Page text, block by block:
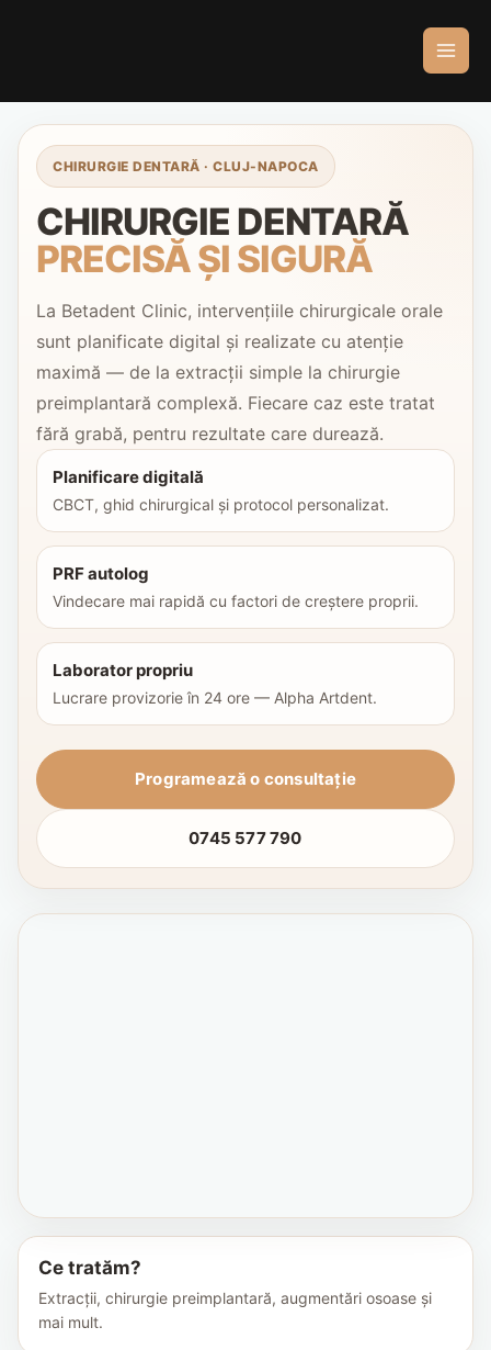
CHIRURGIE DENTARĂ · CLUJ-NAPOCA
CHIRURGIE DENTARĂ
PRECISĂ ȘI SIGURĂ
La Betadent Clinic, intervențiile chirurgicale orale
sunt planificate digital și realizate cu atenție
maximă — de la extracții simple la chirurgie
preimplantară complexă. Fiecare caz este tratat
fără grabă, pentru rezultate care durează.
Planificare digitală
CBCT, ghid chirurgical și protocol personalizat.
PRF autolog
Vindecare mai rapidă cu factori de creștere proprii.
Laborator propriu
Lucrare provizorie în 24 ore — Alpha Artdent.
Programează o consultație
0745 577 790
Ce tratăm?
Extracții, chirurgie preimplantară, augmentări osoase și
mai mult.